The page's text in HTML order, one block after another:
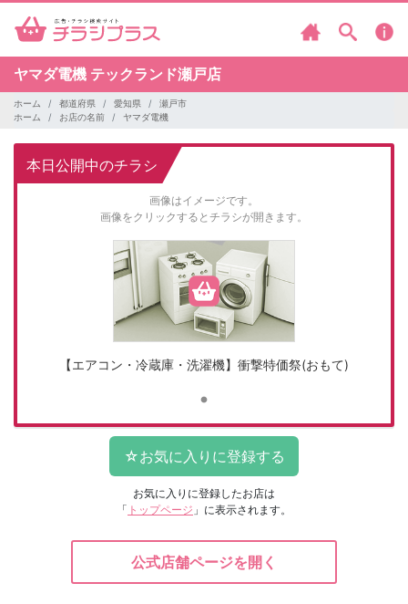
ヤマダ電機 テックランド瀬戸店
ホーム 都道府県 愛知県
瀬戸市
ホーム
お店の名前 ヤマダ電機
本日公開中のチラシ
画像はイメージです。
画像をクリックするとチラシが開きます。
【エアコン・冷蔵庫・洗濯機】衝撃特価祭(おもて)
お気に入りに登録したお店は
「 トップページ 」に表示されます。
公式店舗ページを開く